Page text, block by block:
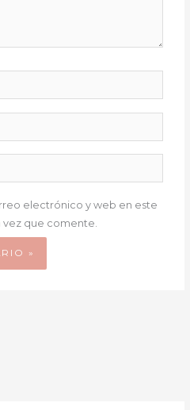
electrónico y web en este
que comente.